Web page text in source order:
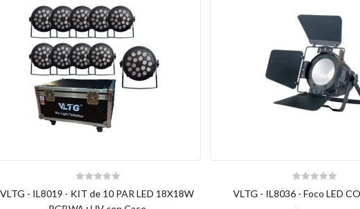
VLTG - IL8019 - KIT de 10 PAR LED 18X18W
VLTG - IL8036 - Foco LED